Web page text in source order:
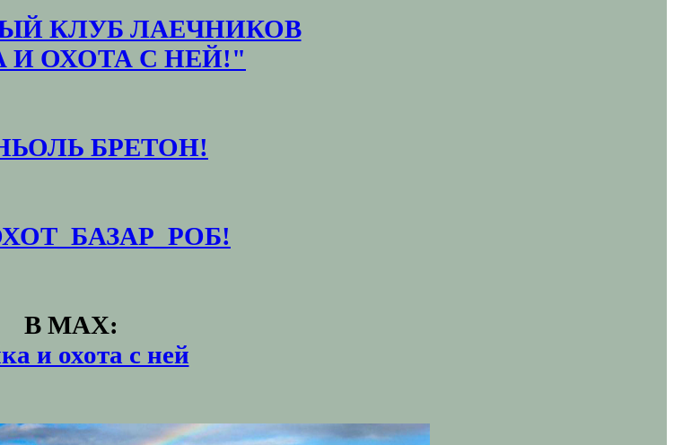
КЛУБ ЛАЕЧНИКОВ
И ОХОТА С НЕЙ!"
БРЕТОН!
В MAX:
и охота с ней